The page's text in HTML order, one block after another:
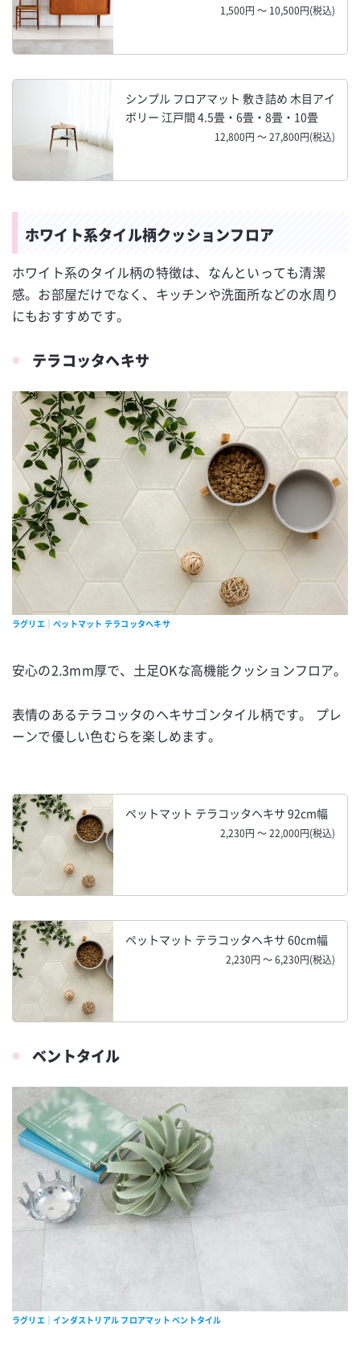
1,500円 ～ 10,500円(税込)
シンプル フロアマット 敷き詰め 木目アイ
ボリー 江戸間 4.5畳・6畳・8畳・10畳
12,800円 ～ 27,800円(税込)
ホワイト系タイル柄クッションフロア
ホワイト系のタイル柄の特徴は、なんといっても清潔
感。お部屋だけでなく、キッチンや洗面所などの水周り
にもおすすめです。
テラコッタヘキサ
ラグリエ｜ペットマット テラコッタヘキサ
安心の2.3mm厚で、土足OKな高機能クッションフロア。
表情のあるテラコッタのヘキサゴンタイル柄です。 プレ
ーンで優しい色むらを楽しめます。
ペットマット テラコッタヘキサ 92cm幅
2,230円 ～ 22,000円(税込)
ペットマット テラコッタヘキサ 60cm幅
2,230円 ～ 6,230円(税込)
ベントタイル
ラグリエ｜インダストリアル フロアマット ベントタイル